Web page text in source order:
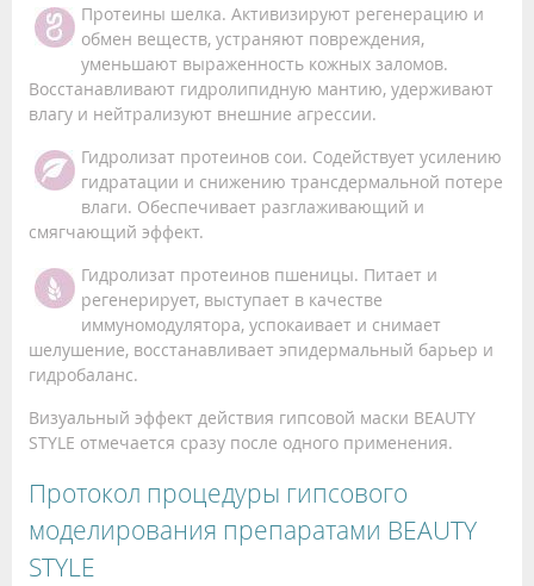
Протеины шелка. Активизируют регенерацию и
обмен веществ, устраняют повреждения,
уменьшают выраженность кожных заломов.
Восстанавливают гидролипидную мантию, удерживают
влагу и нейтрализуют внешние агрессии.
Гидролизат протеинов сои. Содействует усилению
гидратации и снижению трансдермальной потере
влаги. Обеспечивает разглаживающий и
смягчающий эффект.
Гидролизат протеинов пшеницы. Питает и
регенерирует, выступает в качестве
иммуномодулятора, успокаивает и снимает
шелушение, восстанавливает эпидермальный барьер и
гидробаланс.
Визуальный эффект действия гипсовой маски BEAUTY
STYLE отмечается сразу после одного применения.
Протокол процедуры гипсового
моделирования препаратами BEAUTY
STYLE